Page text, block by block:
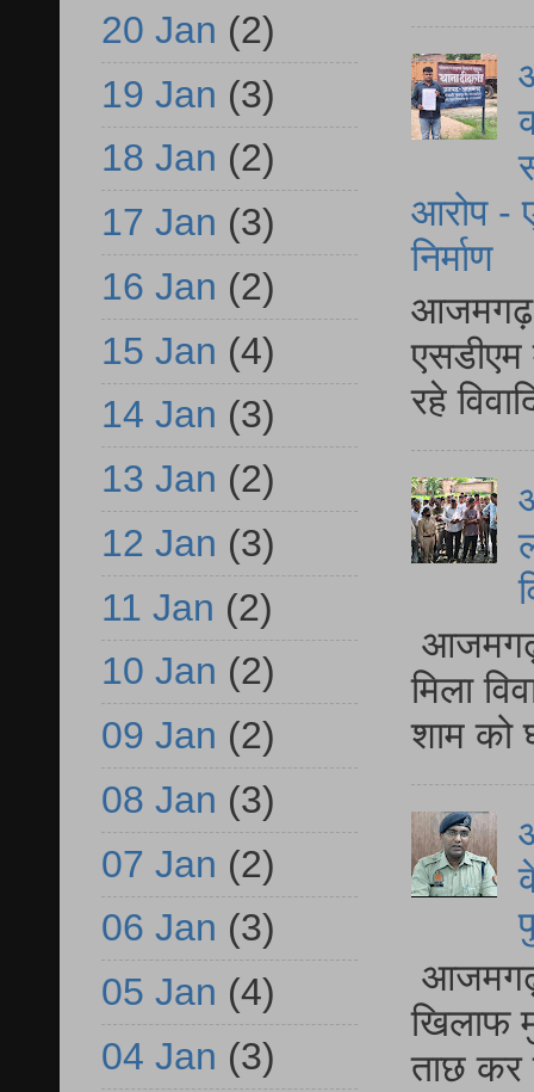
आरोप -
निर्माण
आजमगढ़
एसडीएम
रहे
आजमगढ़
मिला
शाम को
आजमगढ़
खिलाफ
ताछ कर
20 Jan (2)
19 Jan (3)
18 Jan (2)
17 Jan (3)
16 Jan (2)
15 Jan (4)
14 Jan (3)
13 Jan (2)
12 Jan (3)
11 Jan (2)
10 Jan (2)
09 Jan (2)
08 Jan (3)
07 Jan (2)
06 Jan (3)
05 Jan (4)
04 Jan (3)